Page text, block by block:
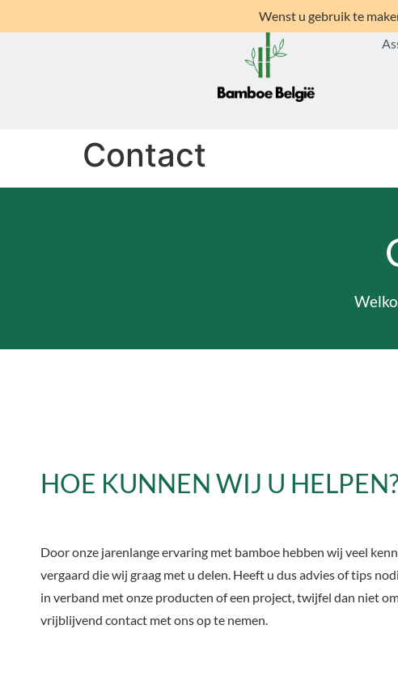
Wenst u gebruik te
Contact
HOE KUNNEN WIJ U
Door onze jarenlange ervaring met bamboe hebben wij veel
vergaard die wij graag met u delen. Heeft u dus advies of tips
in verband met onze producten of een project, twijfel dan niet
vrijblijvend contact met ons op te nemen.